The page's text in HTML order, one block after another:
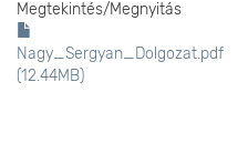
Megtekintés/Megnyitás
Nagy_Sergyan_Dolgozat.pdf
(12.44MB)